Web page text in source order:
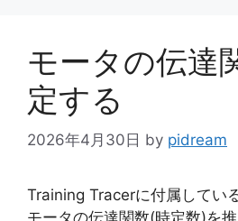
モータの伝達
定する
2026年4月30日 by pidream
Training Tracerに付属してい
モータの伝達関数(時定数)を